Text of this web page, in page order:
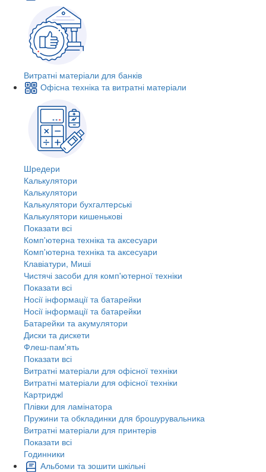
Витратні матеріали для банків
Офісна техніка та витратні матеріали
Шредери
Калькулятори
Калькулятори
Калькулятори бухгалтерські
Калькулятори кишенькові
Показати всі
Комп'ютерна техніка та аксесуари
Комп'ютерна техніка та аксесуари
Клавіатури, Миші
Чистячі засоби для комп'ютерної техніки
Показати всі
Носії інформації та батарейки
Носії інформації та батарейки
Батарейки та акумулятори
Диски та дискети
Флеш-пам'ять
Показати всі
Витратні матеріали для офісної техніки
Витратні матеріали для офісної техніки
Картриджi
Плівки для ламінатора
Пружини та обкладинки для брошурувальника
Витратні матеріали для принтерів
Показати всі
Годинники
Альбоми та зошити шкільні